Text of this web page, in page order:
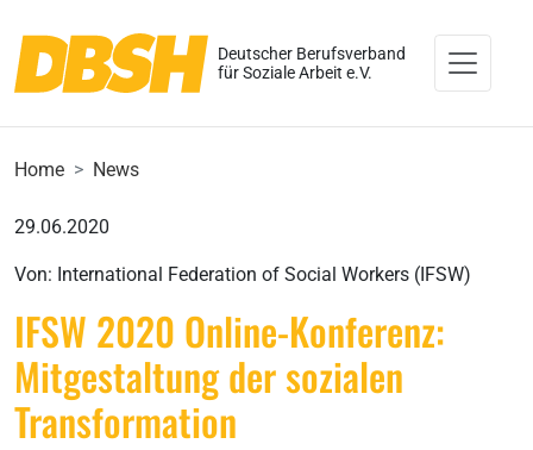
Deutscher Berufsverband
für Soziale Arbeit e.V.
Home News
29.06.2020
Von: International Federation of Social Workers (IFSW)
IFSW 2020 Online-Konferenz:
Mitgestaltung der sozialen
Transformation